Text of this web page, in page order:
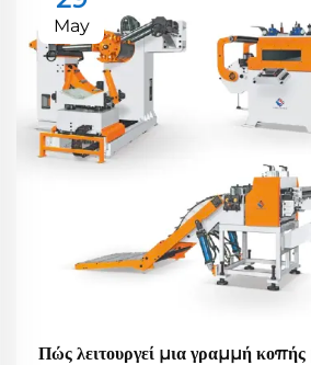
May
Πώς λειτουργεί μια γραμμή κοπής